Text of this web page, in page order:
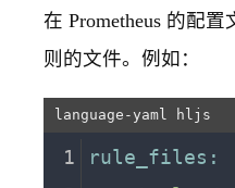
在 Prometheus 的配
则的文件。例如：
rule_files: